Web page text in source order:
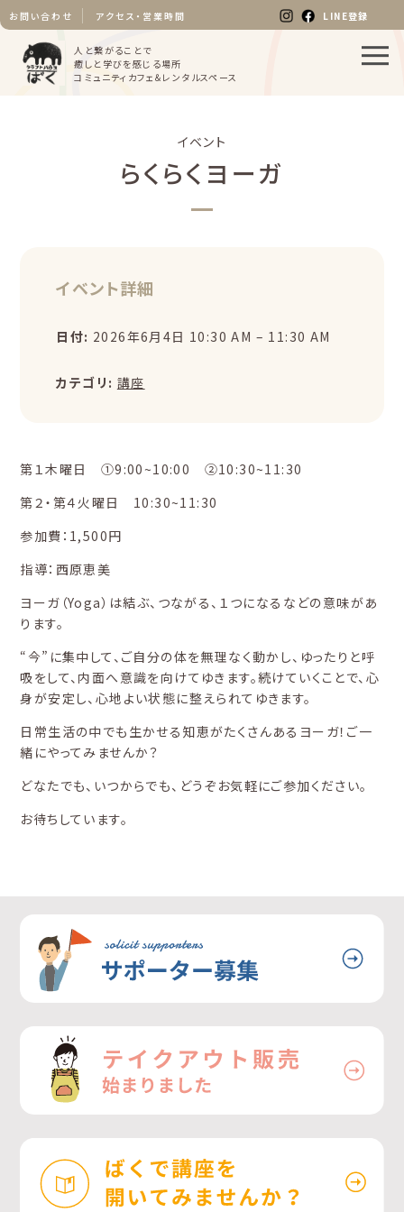
人と繋がることで
癒しと学びを感じる場所
コミュニティカフェ＆レンタルスペース
お問い合わせ アクセス・営業時間 LINE登録
イベント
らくらくヨーガ
イベント詳細
日付: 2026年6月4日 10:30 AM – 11:30 AM
カテゴリ: 講座
第１木曜日 ①9:00~10:00 ②10:30~11:30
第２・第４火曜日 10:30~11:30
参加費：1,500円
指導：西原恵美
ヨーガ（Yoga）は結ぶ、つながる、１つになるなどの意味があ
ります。
“今”に集中して、ご自分の体を無理なく動かし、ゆったりと呼
吸をして、内面へ意識を向けてゆきます。続けていくことで、心
身が安定し、心地よい状態に整えられてゆきます。
日常生活の中でも生かせる知恵がたくさんあるヨーガ！ご一
緒にやってみませんか？
どなたでも、いつからでも、どうぞお気軽にご参加ください。
お待ちしています。